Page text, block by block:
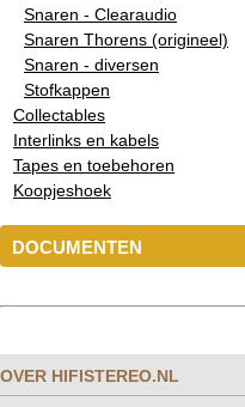
Snaren - Clearaudio
Snaren Thorens (origineel)
Snaren - diversen
Stofkappen
Collectables
Interlinks en kabels
Tapes en toebehoren
Koopjeshoek
DOCUMENTEN
OVER HIFISTEREO.NL